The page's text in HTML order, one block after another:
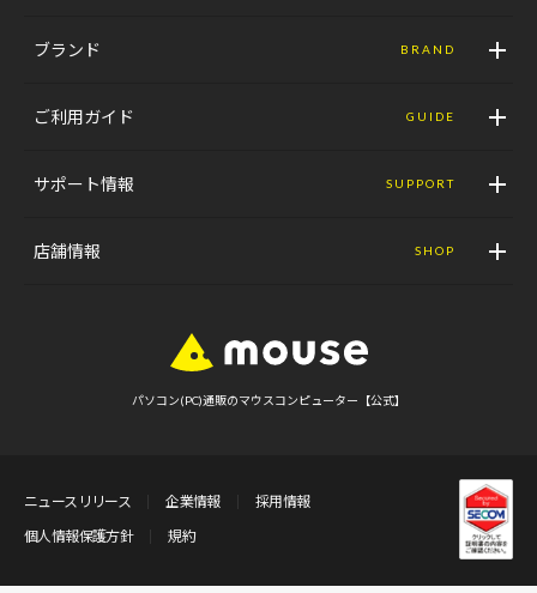
ブランド BRAND
ご利用ガイド GUIDE
サポート情報 SUPPORT
店舗情報 SHOP
パソコン(PC)通販のマウスコンピューター【公式】
ニュースリリース 企業情報
採用情報
個人情報保護方針
規約